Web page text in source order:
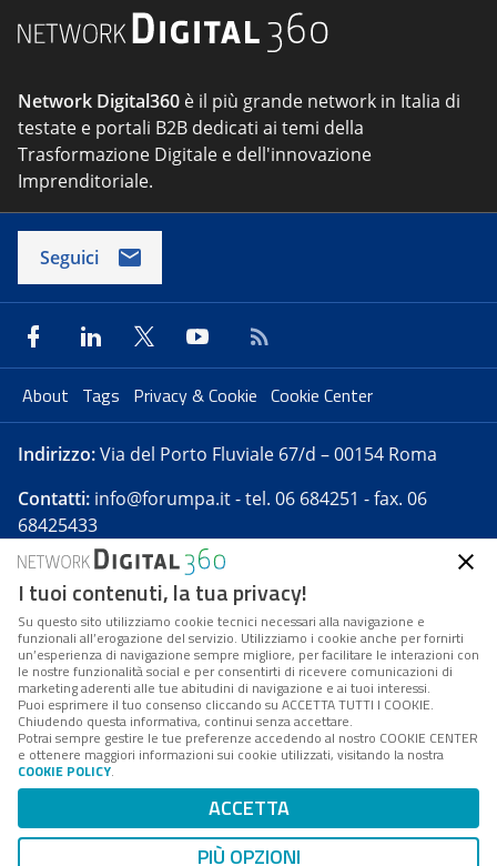
Network Digital360 è il più grande network in Italia di
testate e portali B2B dedicati ai temi della
Trasformazione Digitale e dell'innovazione
Imprenditoriale.
Seguici
About Tags Privacy & Cookie Cookie Center
Indirizzo:Via del Porto Fluviale 67/d – 00154 Roma
Contatti: info@forumpa.it- tel. 06 684251 - fax. 06
68425433
Forumpa.itè una pubblicazione telematica iscritta
presso Registro della stampa del Tribunale di Roma -
Reg. n. 182 del 2 maggio 2008 - Direttore resp. Michela
Stentella
FPA s.r.l. è società soggetta a Direzione e
Coordinamento da parte di Digital360 S.p.A. - FPA s.r.l.
è un'azienda certificata per il sistema di management
Codice Fiscale/Partita IVA n. 10693191008 - R.E.A. Roma
n. 1249791. ISP AWS
Mappa del sito
I tuoi contenuti, la tua privacy!
Su questo sito utilizziamo cookie tecnici necessari alla navigazione e
funzionali all’erogazione del servizio. Utilizziamo i cookie anche per fornirti
un’esperienza di navigazione sempre migliore, per facilitare le interazioni con
le nostre funzionalità social e per consentirti di ricevere comunicazioni di
marketing aderenti alle tue abitudini di navigazione e ai tuoi interessi.
Puoi esprimere il tuo consenso cliccando su ACCETTA TUTTI I COOKIE.
Chiudendo questa informativa, continui senza accettare.
Potrai sempre gestire le tue preferenze accedendo al nostro COOKIE CENTER
e ottenere maggiori informazioni sui cookie utilizzati, visitando la nostra
COOKIE POLICY.
ACCETTA
PIÙ OPZIONI